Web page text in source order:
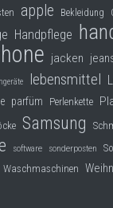
apple Bekleidung
Handpflege
jacken
lebensmittel
parfüm Perlenkette
Samsung
software sonderposten
Waschmaschinen